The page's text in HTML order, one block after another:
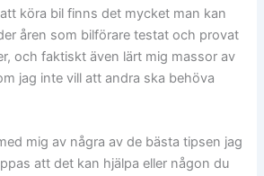
köra bil finns det mycket man kan
åren som bilförare testat och provat
och faktiskt även lärt mig massor av
jag inte vill att andra ska behöva
mig av några av de bästa tipsen jag
att det kan hjälpa eller någon du